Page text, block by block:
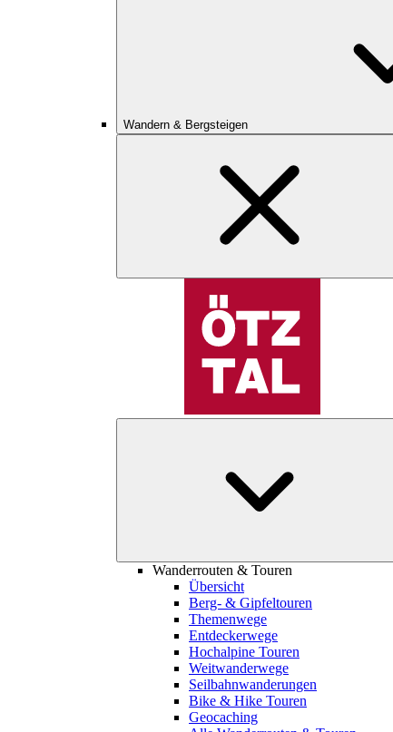
Wandern & Bergsteigen
Wanderrouten & Touren
Übersicht
Berg- & Gipfeltouren
Themenwege
Entdeckerwege
Hochalpine Touren
Weitwanderwege
Seilbahnwanderungen
Bike & Hike Touren
Geocaching